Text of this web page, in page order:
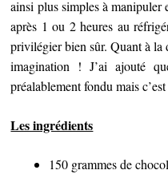
ainsi plus simples à manipuler
après 1 ou 2 heures au
privilégier bien sûr. Quant à la
imagination ! J’ai ajouté
préalablement fondu mais
Les ingrédients
150 grammes de